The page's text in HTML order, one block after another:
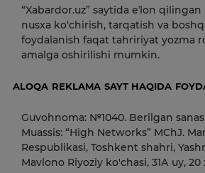
“Xabardor.uz” saytida eʼlon
nusxa ko‘chirish, tarqatish va
foydalanish faqat tahririyat yozma
amalga oshirilishi mumkin.
ALOQA REKLAMA SAYT HAQIDA
Guvohnoma: №1040. Berilgan
Muassis: “High Networks” MChJ.
Respublikasi, Toshkent shahri,
Mavlono Riyoziy ko'chasi, 31А uy,